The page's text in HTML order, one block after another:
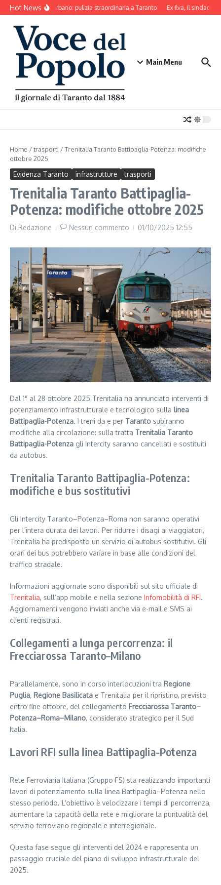
Salta al contenuto
Hot NewsDecoro urbano: pulizia straordinaria a Taranto Ex Ilva, il sindaco
Main Menu
Home /trasporti /Trenitalia Taranto Battipaglia-Potenza: modifiche
ottobre 2025
Evidenza Taranto infrastrutture trasporti
Trenitalia Taranto Battipaglia-
Potenza: modifiche ottobre 2025
Di Redazione Nessun commento 01/10/2025 12:55
Dal 1° al 28 ottobre 2025 Trenitalia ha annunciato interventi di
potenziamento infrastrutturale e tecnologico sulla linea
Battipaglia-Potenza. I treni da e per Taranto subiranno
modifiche alla circolazione: sulla tratta Trenitalia Taranto
Battipaglia-Potenza gli Intercity saranno cancellati e sostituiti
da autobus.
Trenitalia Taranto Battipaglia-Potenza:
modifiche e bus sostitutivi
Gli Intercity Taranto–Potenza–Roma non saranno operativi
per l’intera durata dei lavori. Per ridurre i disagi ai viaggiatori,
Trenitalia ha predisposto un servizio di autobus sostitutivi. Gli
orari dei bus potrebbero variare in base alle condizioni del
traffico stradale.
Informazioni aggiornate sono disponibili sul sito ufficiale di
Trenitalia, sull’app mobile e nella sezione Infomobilità di RFI.
Aggiornamenti vengono inviati anche via e-mail e SMS ai
clienti registrati.
Collegamenti a lunga percorrenza: il
Frecciarossa Taranto–Milano
Parallelamente, sono in corso interlocuzioni tra Regione
Puglia, Regione Basilicata e Trenitalia per il ripristino, previsto
entro fine ottobre, del collegamento Frecciarossa Taranto–
Potenza–Roma–Milano, considerato strategico per il Sud
Italia.
Lavori RFI sulla linea Battipaglia-Potenza
Rete Ferroviaria Italiana (Gruppo FS) sta realizzando importanti
lavori di potenziamento sulla linea Battipaglia–Potenza nello
stesso periodo. L’obiettivo è velocizzare i tempi di percorrenza,
aumentare la capacità della rete e migliorare la puntualità del
servizio ferroviario regionale e interregionale.
Questa fase segue gli interventi del 2024 e rappresenta un
passaggio cruciale del piano di sviluppo infrastrutturale del
2025.